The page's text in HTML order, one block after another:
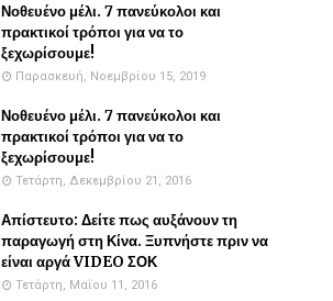
Νοθευένο μέλι. 7 πανεύκολοι και
πρακτικοί τρόποι για να το
ξεχωρίσουμε!
Παρασκευή, Νοεμβρίου 15, 2019
Νοθευένο μέλι. 7 πανεύκολοι και
πρακτικοί τρόποι για να το
ξεχωρίσουμε!
Τετάρτη, Δεκεμβρίου 21, 2016
Απίστευτο: Δείτε πως αυξάνουν τη
παραγωγή στη Κίνα. Ξυπνήστε πριν να
είναι αργά VIDEO ΣΟΚ
Τετάρτη, Μαΐου 11, 2016